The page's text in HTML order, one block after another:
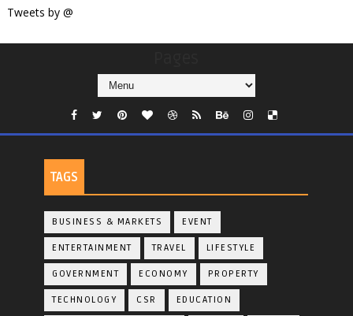
Tweets by @
TAGS
BUSINESS & MARKETS EVENT
ENTERTAINMENT TRAVEL LIFESTYLE
GOVERNMENT ECONOMY PROPERTY
TECHNOLOGY CSR EDUCATION